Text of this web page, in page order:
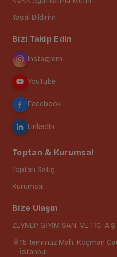
Yasal Bildirim
Bizi Takip Edin
Instagram
YouTube
Facebook
LinkedIn
Toptan & Kurumsal
Toptan Satış
Kurumsal
Bize Ulaşın
ZEYNEP GİYİM SAN. VE TİC. A.Ş.
15 Temmuz Mah. Koçman
İstanbul